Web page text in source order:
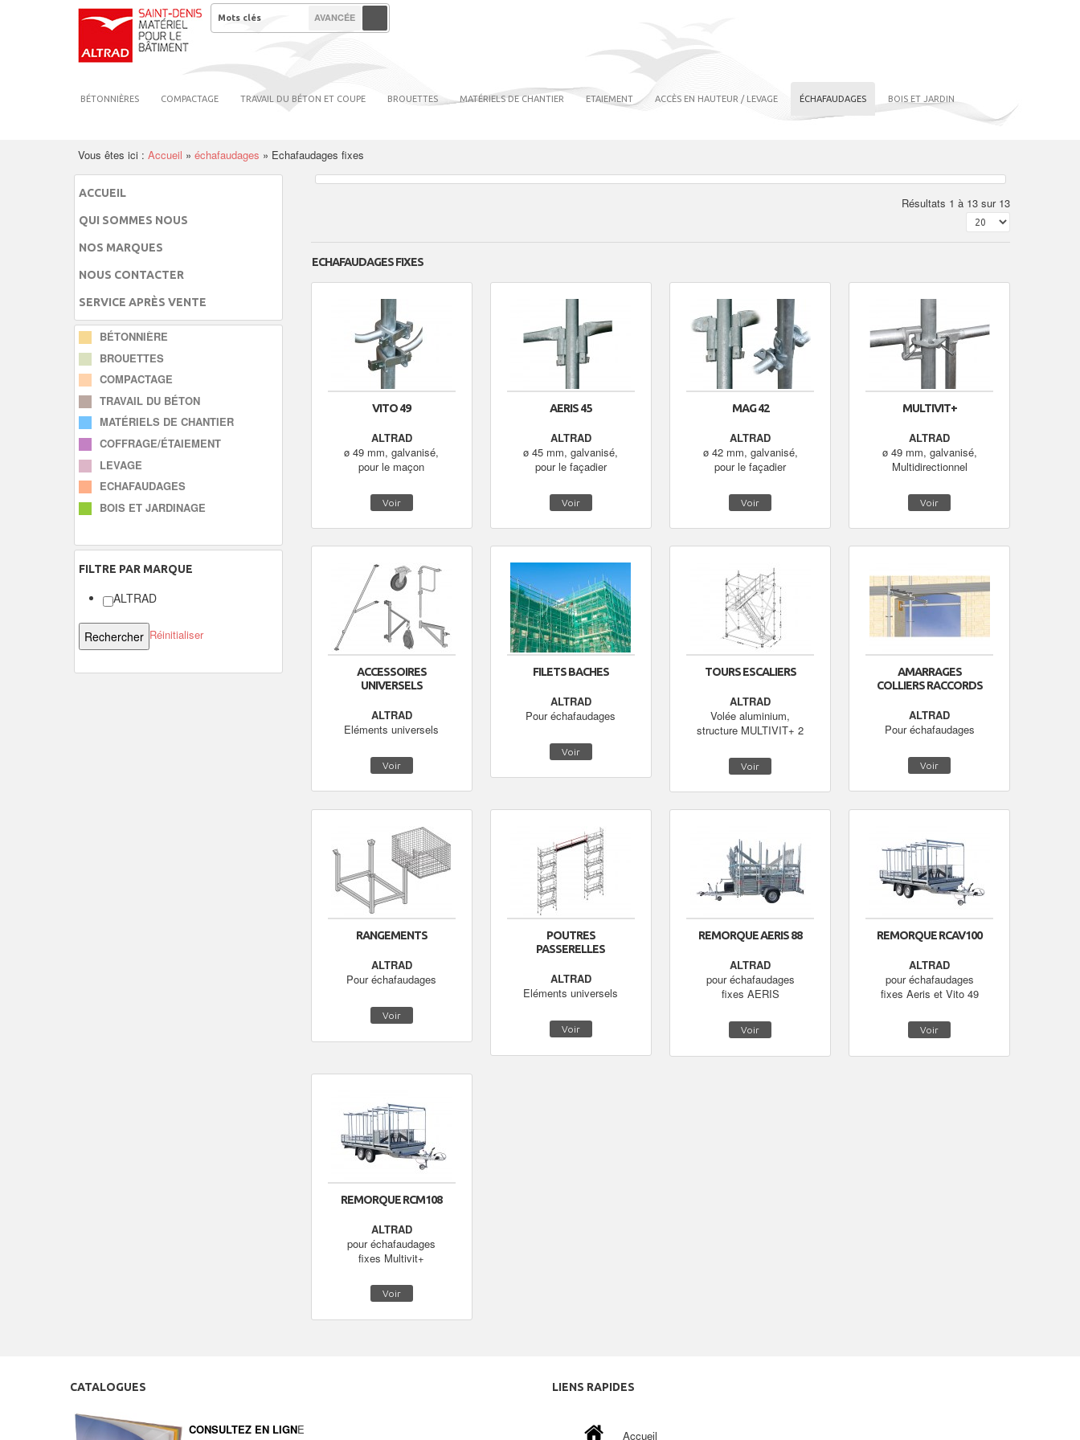
BÉTONNIÈRES COMPACTAGE TRAVAIL DU BÉTON ET COUPE BROUETTES MATÉRIELS DE CHANTIER ETAIEMENT ACCÈS EN HAUTEUR / LEVAGE ÉCHAFAUDAGES BOIS ET JARDIN
AVANCÉE
Vous êtes ici : Accueil » échafaudages » Echafaudages fixes
ACCUEIL
QUI SOMMES NOUS
NOS MARQUES
NOUS CONTACTER
SERVICE APRÈS VENTE
BÉTONNIÈRE
BROUETTES
COMPACTAGE
TRAVAIL DU BÉTON
MATÉRIELS DE CHANTIER
COFFRAGE/ÉTAIEMENT
LEVAGE
ECHAFAUDAGES
BOIS ET JARDINAGE
FILTRE PAR MARQUE
ALTRAD
Réinitialiser
Résultats 1 à 13 sur 13
ECHAFAUDAGES FIXES
VITO 49
ALTRAD
ø 49 mm, galvanisé,
pour le maçon
Voir
AERIS 45
ALTRAD
ø 45 mm, galvanisé,
pour le façadier
Voir
MAG 42
ALTRAD
ø 42 mm, galvanisé,
pour le façadier
Voir
MULTIVIT+
ALTRAD
ø 49 mm, galvanisé,
Multidirectionnel
Voir
ACCESSOIRES
UNIVERSELS
ALTRAD
Eléments universels
Voir
FILETS BACHES
ALTRAD
Pour échafaudages
Voir
TOURS ESCALIERS
ALTRAD
Volée aluminium,
structure MULTIVIT+ 2
Voir
AMARRAGES
COLLIERS RACCORDS
ALTRAD
Pour échafaudages
Voir
RANGEMENTS
ALTRAD
Pour échafaudages
Voir
POUTRES
PASSERELLES
ALTRAD
Eléments universels
Voir
REMORQUE AERIS 88
ALTRAD
pour échafaudages
fixes AERIS
Voir
REMORQUE RCAV100
ALTRAD
pour échafaudages
fixes Aeris et Vito 49
Voir
REMORQUE RCM108
ALTRAD
pour échafaudages
fixes Multivit+
Voir
CATALOGUES
CONSULTEZ EN LIGNE
LIENS RAPIDES
Accueil